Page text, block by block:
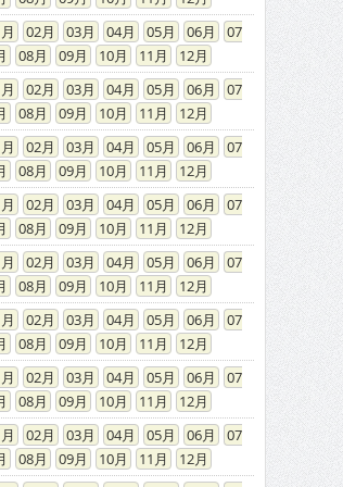
02 03 04 05 06
07
08
09 10 11
12
02 03 04 05 06
07
08
09 10 11
12
02 03 04 05 06
07
08
09 10 11
12
02 03 04 05 06
07
08
09 10 11
12
02 03 04 05 06
07
08
09 10 11
12
02 03 04 05 06
07
08
09 10 11
12
02 03 04 05 06
07
08
09 10 11
12
02 03 04 05 06
07
08
09 10 11
12